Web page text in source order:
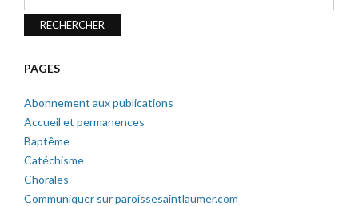
PAGES
Abonnement aux publications
Accueil et permanences
Baptême
Catéchisme
Chorales
Communiquer sur paroissesaintlaumer.com